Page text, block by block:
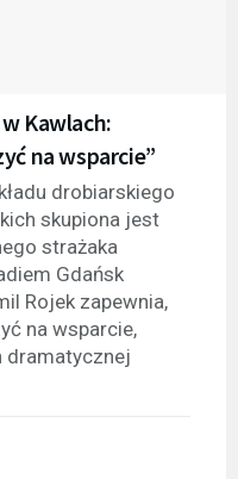
Kawlach:
na wsparcie”
drobiarskiego
skupiona jest
strażaka
Gdańsk
Rojek zapewnia,
na wsparcie,
dramatycznej